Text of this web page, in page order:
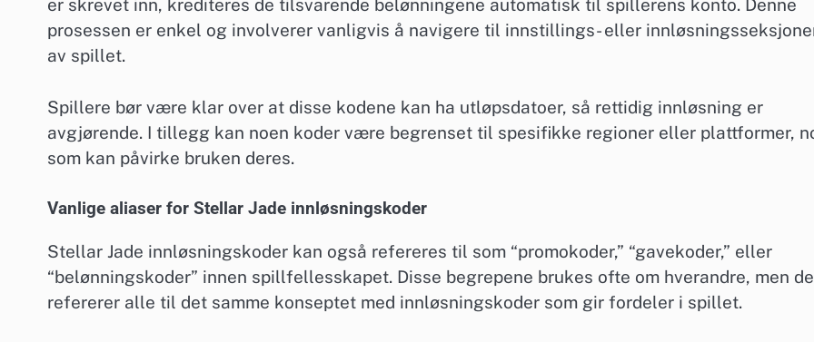
er skrevet inn, krediteres de tilsvarende belønningene automatisk til spillerens konto. Denne
prosessen er enkel og involverer vanligvis å navigere til innstillings- eller
av spillet.
Spillere bør være klar over at disse kodene kan ha utløpsdatoer, så rettidig innløsning er
avgjørende. I tillegg kan noen koder være begrenset til spesifikke regioner eller plattformer,
som kan påvirke bruken deres.
Vanlige aliaser for Stellar Jade innløsningskoder
Stellar Jade innløsningskoder kan også refereres til som “promokoder,” “gavekoder,” eller
“belønningskoder” innen spillfellesskapet. Disse begrepene brukes ofte om hverandre, men de
refererer alle til det samme konseptet med innløsningskoder som gir fordeler i spillet.